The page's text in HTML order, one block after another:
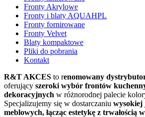
Fronty Akrylowe
Fronty i blaty AQUAHPL
Fronty fornirowane
Fronty Velvet
Blaty kompaktowe
Pliki do pobrania
Kontakt
R&T AKCES to renomowany
oferujący szeroki wybór frontów
dekoracyjnych w różnorodnej palecie
Specjalizujemy się w dostarczaniu wysokiej
meblowych, łącząc estetykę z trwałością